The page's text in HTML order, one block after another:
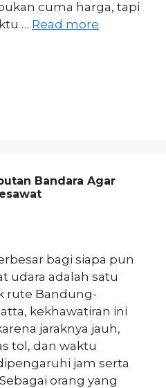
cuma harga, tapi
… Read more
Bandara Agar
bagi siapa pun
udara adalah satu
rute Bandung-
kekhawatiran ini
jaraknya jauh,
tol, dan waktu
jam serta
orang yang